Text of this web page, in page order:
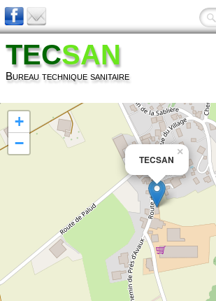
TECSAN
Bureau technique sanitaire
Présentation
Références
Contact
TECSAN
×
+
−